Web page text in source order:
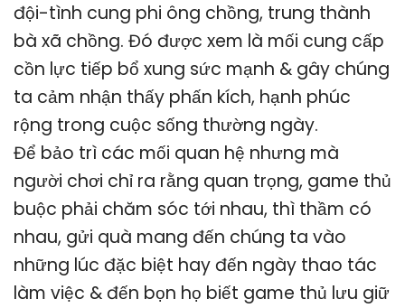
đội-tình cung phi ông chồng, trung thành
bà xã chồng. Đó được xem là mối cung cấp
cồn lực tiếp bổ xung sức mạnh & gây chúng
ta cảm nhận thấy phấn kích, hạnh phúc
rộng trong cuộc sống thường ngày.
Để bảo trì các mối quan hệ nhưng mà
người chơi chỉ ra rằng quan trọng, game thủ
buộc phải chăm sóc tới nhau, thì thầm có
nhau, gửi quà mang đến chúng ta vào
những lúc đặc biệt hay đến ngày thao tác
làm việc & đến bọn họ biết game thủ lưu giữ